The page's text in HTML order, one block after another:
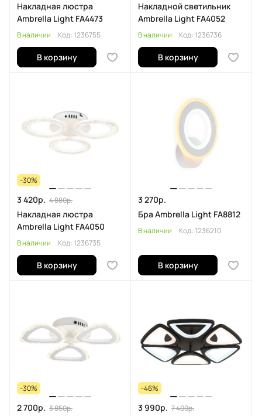
Накладная люстра
Ambrella Light FA4473
В наличии Код: 1236755
В корзину
Накладной светильник
Ambrella Light FA4052
В наличии Код: 1236736
В корзину
-30%
3 420р. 4 880р.
Накладная люстра
Ambrella Light FA4050
В наличии Код: 1236735
В корзину
3 270р.
Бра Ambrella Light FA8812
В наличии Код: 1236210
В корзину
-30%
2 700р. 3 850р.
-46%
3 990р. 7 400р.